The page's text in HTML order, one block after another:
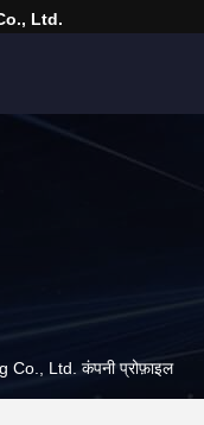
Ltd.
Ltd. कंपनी प्रोफ़ाइल